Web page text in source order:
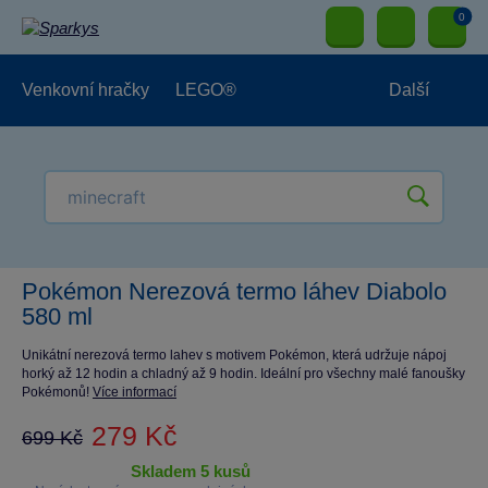
0
Venkovní hračky LEGO® Další
Pokémon Nerezová termo láhev Diabolo
580 ml
Unikátní nerezová termo lahev s motivem Pokémon, která udržuje nápoj
horký až 12 hodin a chladný až 9 hodin. Ideální pro všechny malé fanoušky
Pokémonů! Více informací
699 Kč 279 Kč
skladem 5 kusů